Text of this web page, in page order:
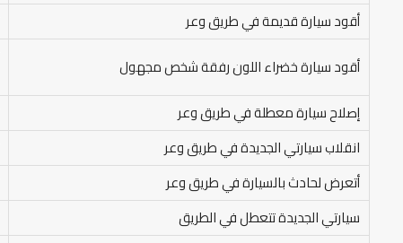
أقود سيارة قديمة في طريق وعر
أقود سيارة خضراء اللون رفقة شخص مجهول
إصلاح سيارة معطلة في طريق وعر
انقلاب سيارتي الجديدة في طريق وعر
أتعرض لحادث بالسيارة في طريق وعر
سيارتي الجديدة تتعطل في الطريق